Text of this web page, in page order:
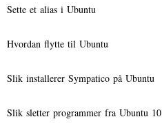
Sette et alias i Ubuntu
Hvordan flytte til Ubuntu
Slik installerer Sympatico på Ubuntu
Slik sletter programmer fra Ubuntu 10